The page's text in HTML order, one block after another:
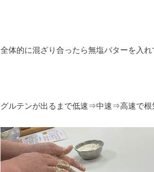
全体的に混ざり合ったら無塩バターを入
グルテンが出るまで低速⇒中速⇒高速で根